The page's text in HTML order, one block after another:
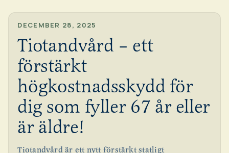
DECEMBER 28, 2025
Tiotandvård – ett
förstärkt
högkostnadsskydd för
dig som fyller 67 år eller
är äldre!
Tiotandvård är ett nytt förstärkt statligt